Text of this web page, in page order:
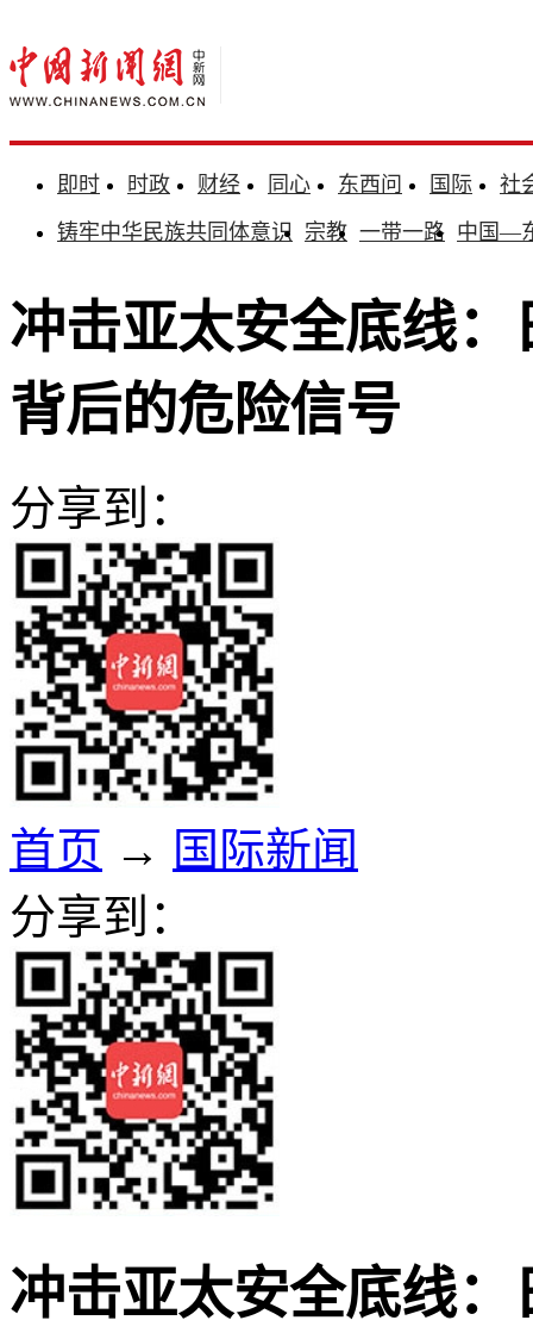
即时 时政 财经 同心 东西问 国际
社
铸牢中华民族共同体意识 宗教 一带一路 中国—
冲击亚太安全底线
背后的危险信号
分享到：
首页 → 国际新闻
分享到：
冲击亚太安全底线